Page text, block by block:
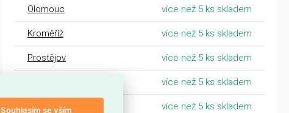
Olomouc více než 5 ks skladem
Kroměříž více než 5 ks skladem
Prostějov více než 5 ks skladem
více než 5 ks skladem
Valašské Meziříčí více než 5 ks skladem
Souhlasím se vším